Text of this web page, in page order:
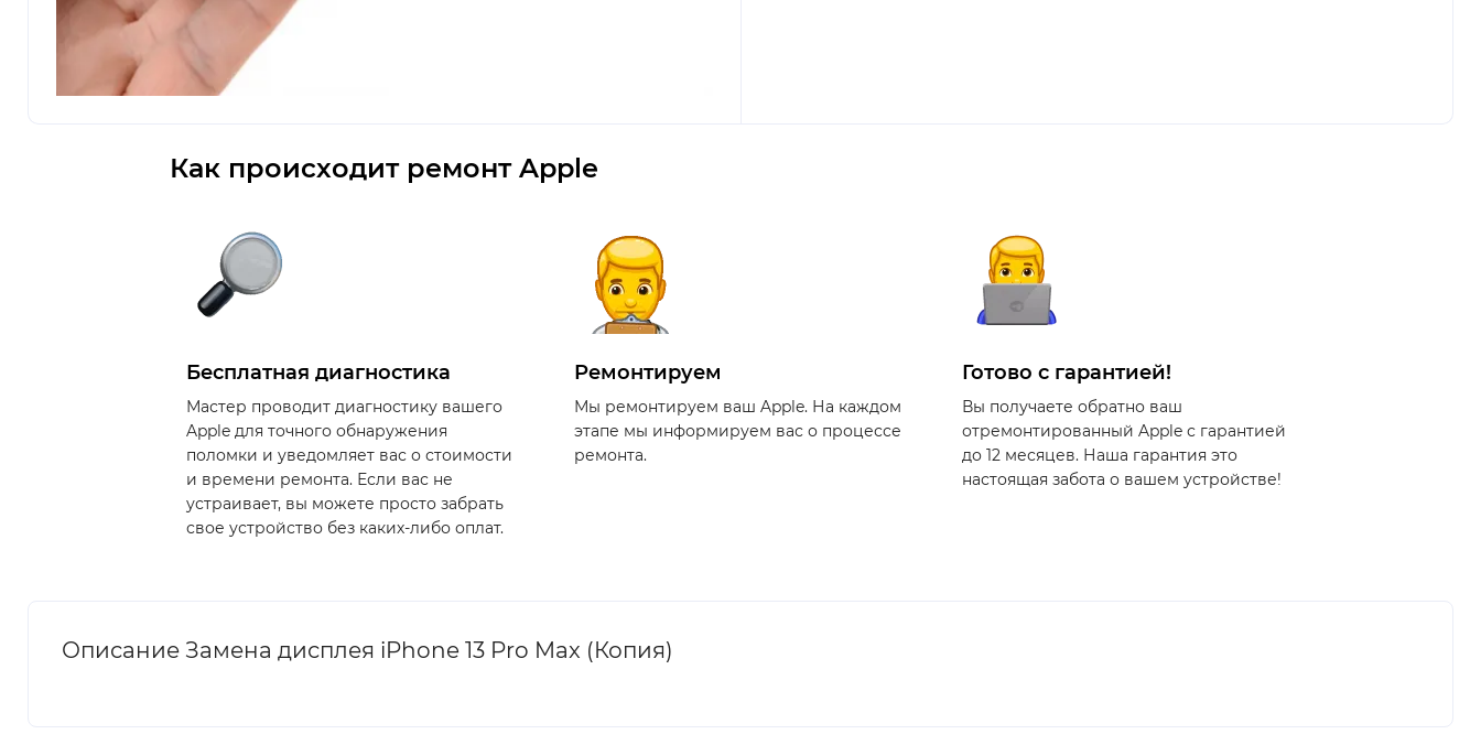
Как происходит ремонт Apple
Бесплатная диагностика
Мастер проводит диагностику вашего
Apple для точного обнаружения
поломки и уведомляет вас о стоимости
и времени ремонта. Если вас не
устраивает, вы можете просто забрать
свое устройство без каких-либо оплат.
Ремонтируем
Мы ремонтируем ваш Apple. На каждом
этапе мы информируем вас о процессе
ремонта.
Готово с гарантией!
Вы получаете обратно ваш
отремонтированный Apple с гарантией
до 12 месяцев. Наша гарантия это
настоящая забота о вашем устройстве!
Описание Замена дисплея iPhone 13 Pro Max (Копия)